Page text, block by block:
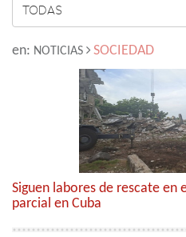
TODAS
en: NOTICIAS SOCIEDAD
Siguen labores de rescate en
parcial en Cuba